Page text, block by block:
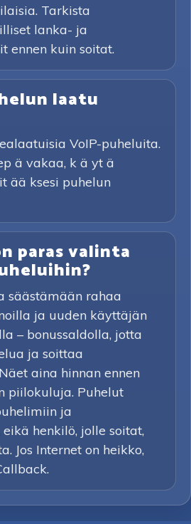
Tarkista
lanka- ja
ennen kuin soitat.
laatu
VoIP-puheluita.
ä vakaa, k ä yt ä
ää ksesi puhelun
paras valinta
säästämään rahaa
ja uuden käyttäjän
– bonussaldolla, jotta
ja soittaa
aina hinnan ennen
piilokuluja. Puhelut
ja
henkilö, jolle soitat,
Jos Internet on heikko,